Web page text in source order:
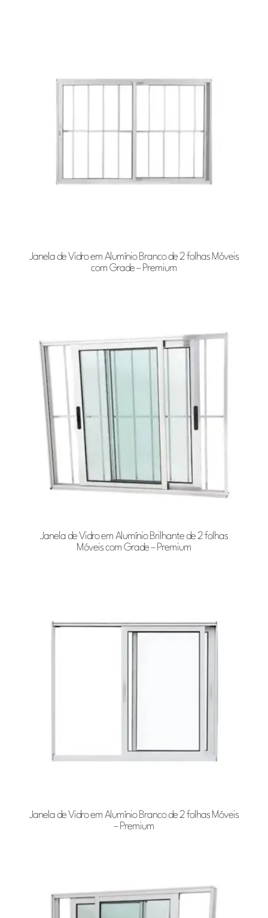
Janela de Vidro em Alumínio Branco de 2 folhas Móveis
com Grade – Premium
Janela de Vidro em Alumínio Brilhante de 2 folhas
Móveis com Grade – Premium
Janela de Vidro em Alumínio Branco de 2 folhas Móveis
– Premium